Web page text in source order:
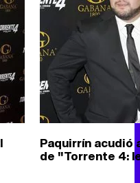
Paquirrín acudió
de "Torrente 4: